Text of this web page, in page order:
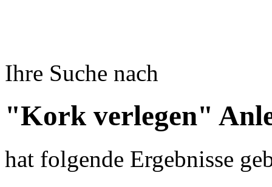
Ihre Suche nach
"Kork verlegen"
hat folgende Ergebnisse